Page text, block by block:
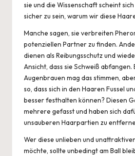
sie und die Wissenschaft scheint
sicher zu sein, warum wir diese
Manche sagen, sie verbreiten
potenziellen Partner zu finden.
dienen als Reibungsschutz und
Ansicht, dass sie Schweiß abfangen.
Augenbrauen mag das stimmen,
so, dass sich in den Haaren Fussel
besser festhalten können? Diesen
mehrere gefasst und haben sich
unsauberen Haarpartien zu
Wer diese unlieben und
möchte, sollte unbedingt am Ball